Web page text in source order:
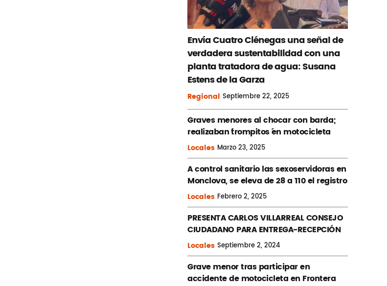
Envía Cuatro Ciénegas una señal de
verdadera sustentabilidad con una
planta tratadora de agua: Susana
Estens de la Garza
Regional Septiembre22, 2025
Graves menores al chocar con barda;
realizaban ´trompitos ´en motocicleta
Locales Marzo23, 2025
A control sanitario las sexoservidoras en
Monclova, se eleva de 28 a 110 el registro
Locales Febrero2, 2025
PRESENTA CARLOS VILLARREAL CONSEJO
CIUDADANO PARA ENTREGA-RECEPCIÓN
Locales Septiembre2, 2024
Grave menor tras participar en
accidente de motocicleta en Frontera